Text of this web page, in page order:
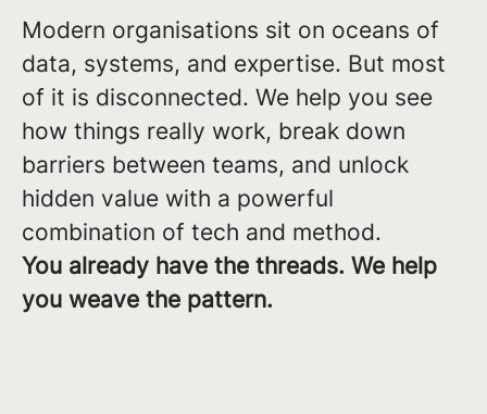
Modern organisations sit on oceans of
data, systems, and expertise. But most
of it is disconnected. We help you see
how things really work, break down
barriers between teams, and unlock
hidden value with a powerful
combination of tech and method.
You already have the threads. We help
you weave the pattern.